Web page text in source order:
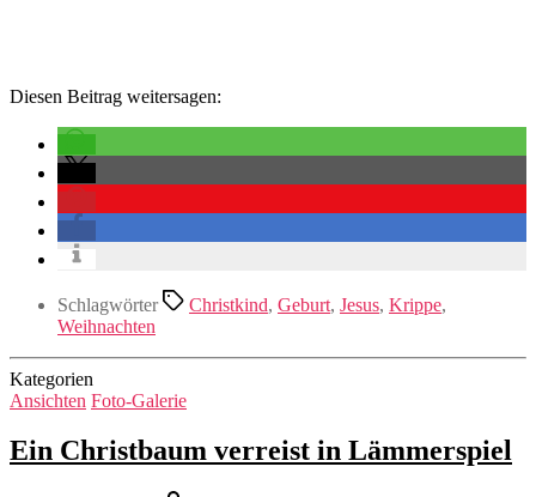
Diesen Beitrag weitersagen:
Schlagwörter Christkind, Geburt, Jesus, Krippe,
Weihnachten
Kategorien
Ansichten Foto-Galerie
Ein Christbaum verreist in Lämmerspiel